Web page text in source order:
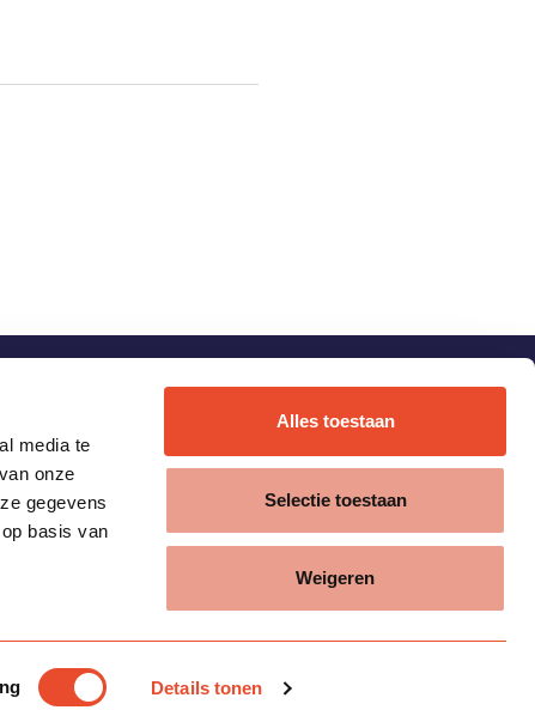
media te
onze
gegevens
basis van
Details tonen
Alles toestaan
Selectie toestaan
Weigeren